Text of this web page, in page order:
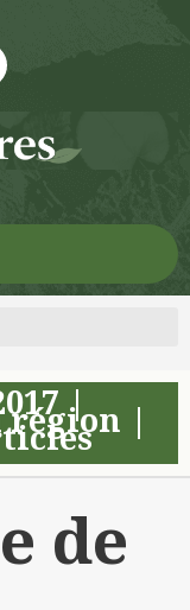
|
région
de